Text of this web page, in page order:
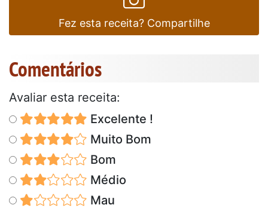
Fez esta receita? Compartilhe
Comentários
Avaliar esta receita:
Excelente !
Muito Bom
Bom
Médio
Mau